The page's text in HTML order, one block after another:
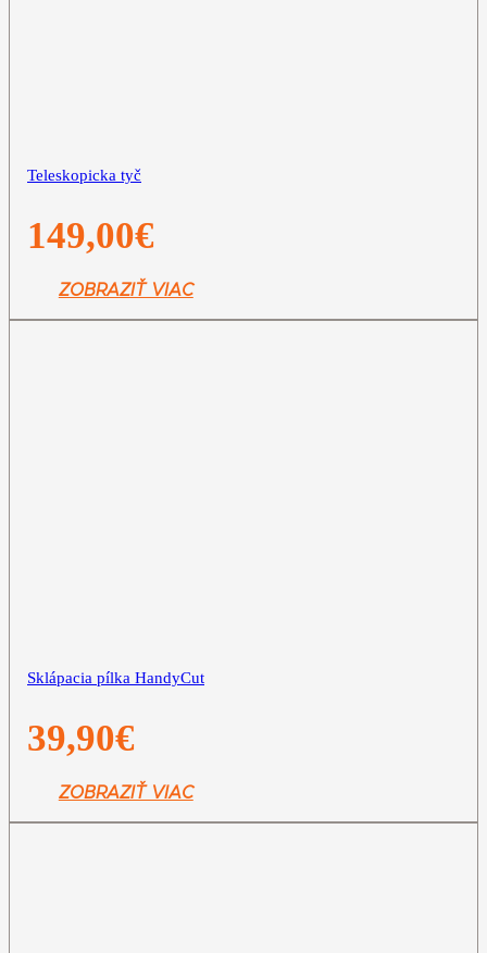
Teleskopicka tyč
149,00€
ZOBRAZIŤ VIAC
Sklápacia pílka HandyCut
39,90€
ZOBRAZIŤ VIAC